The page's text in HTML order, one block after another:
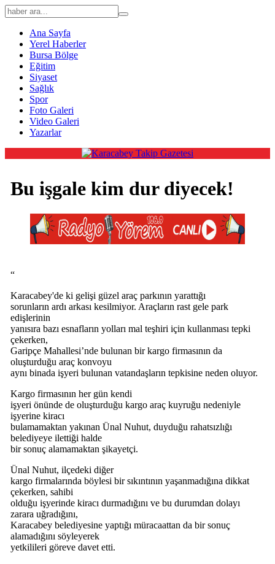
Ana Sayfa
Yerel Haberler
Bursa Bölge
Eğitim
Siyaset
Sağlık
Spor
Foto Galeri
Video Galeri
Yazarlar
Bu işgale kim dur diyecek!
“
Karacabey'de ki gelişi güzel araç parkının yarattığı
sorunların ardı arkası kesilmiyor. Araçların rast gele park
edişlerinin
yanısıra bazı esnafların yolları mal teşhiri için kullanması tepki
çekerken,
Garipçe Mahallesi’nde bulunan bir kargo firmasının da
oluşturduğu araç konvoyu
aynı binada işyeri bulunan vatandaşların tepkisine neden oluyor.
Kargo firmasının her gün kendi
işyeri önünde de oluşturduğu kargo araç kuyruğu nedeniyle
işyerine kiracı
bulamamaktan yakınan Ünal Nuhut, duyduğu rahatsızlığı
belediyeye ilettiği halde
bir sonuç alamamaktan şikayetçi.
Ünal Nuhut, ilçedeki diğer
kargo firmalarında böylesi bir sıkıntının yaşanmadığına dikkat
çekerken, sahibi
olduğu işyerinde kiracı durmadığını ve bu durumdan dolayı
zarara uğradığını,
Karacabey belediyesine yaptığı müracaattan da bir sonuç
alamadığını söyleyerek
yetkilileri göreve davet etti.